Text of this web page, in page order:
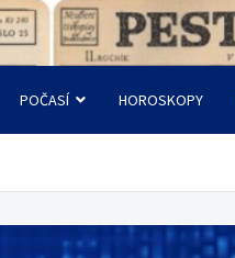
POČASÍ HOROSKOPY